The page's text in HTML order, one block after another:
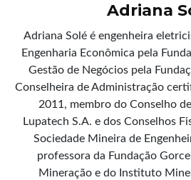
Adriana
Adriana Solé é engenheira
Engenharia Econômica pela
Gestão de Negócios pela
Conselheira de Administração
2011, membro do Conselho
Lupatech S.A. e dos Conselhos
Sociedade Mineira de
professora da Fundação
Mineração e do Instituto